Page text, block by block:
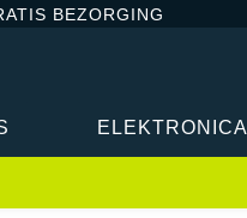
BEZORGING
ELEKTRONICA